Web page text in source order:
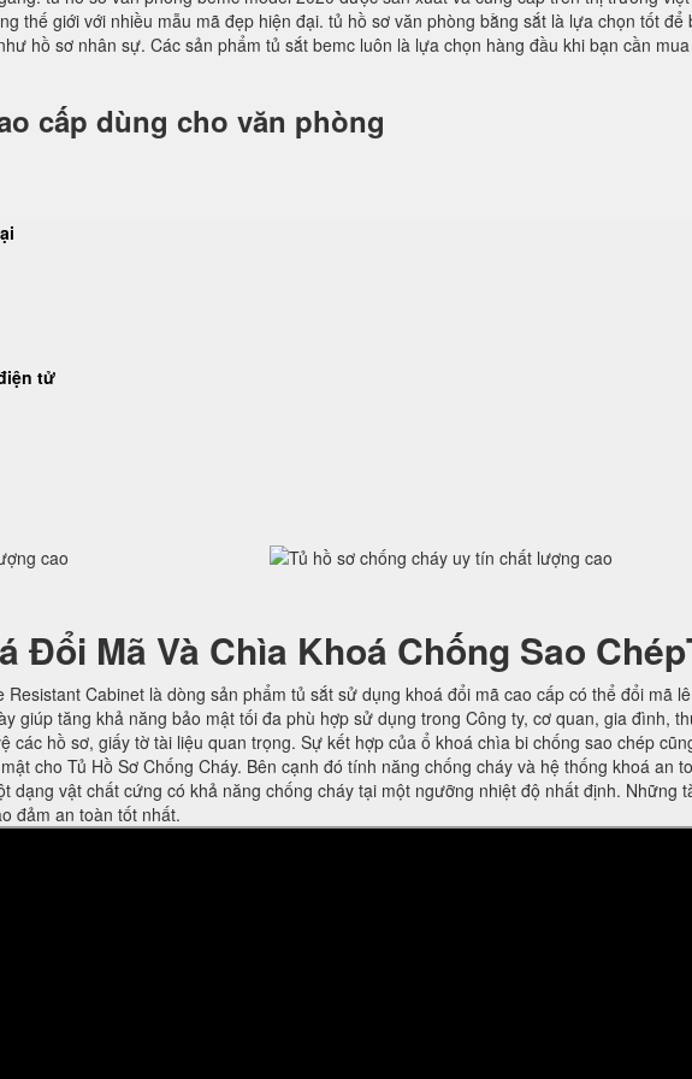
thế giới với nhiều mẫu mã đẹp hiện đại. tủ hồ sơ văn phòng bằng sắt là lựa chọn tốt để
hồ sơ nhân sự. Các sản phẩm tủ sắt bemc luôn là lựa chọn hàng đầu khi bạn cần
cấp dùng cho văn phòng
tử
Đổi Mã Và Chìa Khoá Chống Sao
Resistant Cabinet là dòng sản phẩm tủ sắt sử dụng khoá đổi mã cao cấp có thể đổi mã
giúp tăng khả năng bảo mật tối đa phù hợp sử dụng trong Công ty, cơ quan, gia đình,
các hồ sơ, giấy tờ tài liệu quan trọng. Sự kết hợp của ổ khoá chìa bi chống sao chép
cho Tủ Hồ Sơ Chống Cháy. Bên cạnh đó tính năng chống cháy và hệ thống khoá an
dạng vật chất cứng có khả năng chống cháy tại một ngưỡng nhiệt độ nhất định. Những
đảm an toàn tốt nhất.